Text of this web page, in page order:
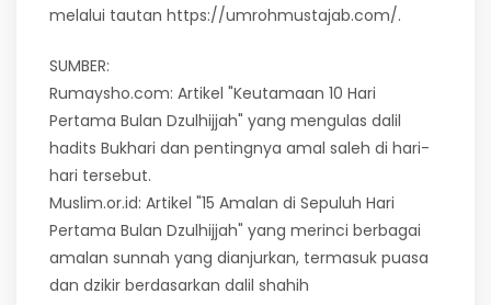
melalui tautan https://umrohmustajab.com/.
SUMBER:
Rumaysho.com: Artikel "Keutamaan 10 Hari
Pertama Bulan Dzulhijjah" yang mengulas dalil
hadits Bukhari dan pentingnya amal saleh di hari-
hari tersebut.
Muslim.or.id: Artikel "15 Amalan di Sepuluh Hari
Pertama Bulan Dzulhijjah" yang merinci berbagai
amalan sunnah yang dianjurkan, termasuk puasa
dan dzikir berdasarkan dalil shahih